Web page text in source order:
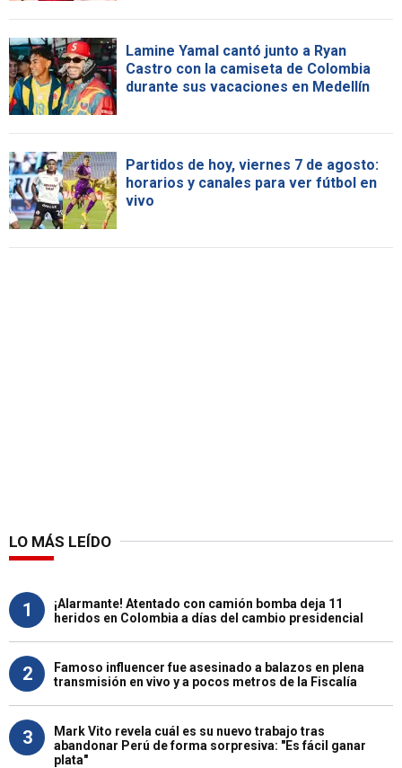
Lamine Yamal cantó junto a Ryan
Castro con la camiseta de Colombia
durante sus vacaciones en Medellín
Partidos de hoy, viernes 7 de agosto:
horarios y canales para ver fútbol en
vivo
LO MÁS LEÍDO
1
¡Alarmante! Atentado con camión bomba deja 11
heridos en Colombia a días del cambio presidencial
2
Famoso influencer fue asesinado a balazos en plena
transmisión en vivo y a pocos metros de la Fiscalía
3
Mark Vito revela cuál es su nuevo trabajo tras
abandonar Perú de forma sorpresiva: "Es fácil ganar
plata"